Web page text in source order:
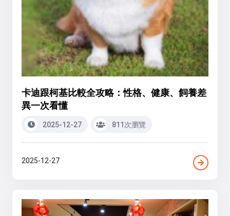
卡迪跟柯基比較全攻略：性格、健康、飼養差
異一次看懂
2025-12-27 811次瀏覽
2025-12-27